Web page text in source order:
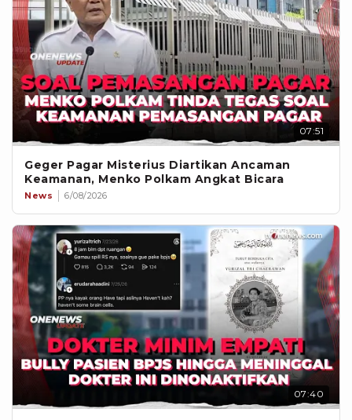
07:51
Geger Pagar Misterius Diartikan Ancaman
Keamanan, Menko Polkam Angkat Bicara
News 6/08/2026
07:40